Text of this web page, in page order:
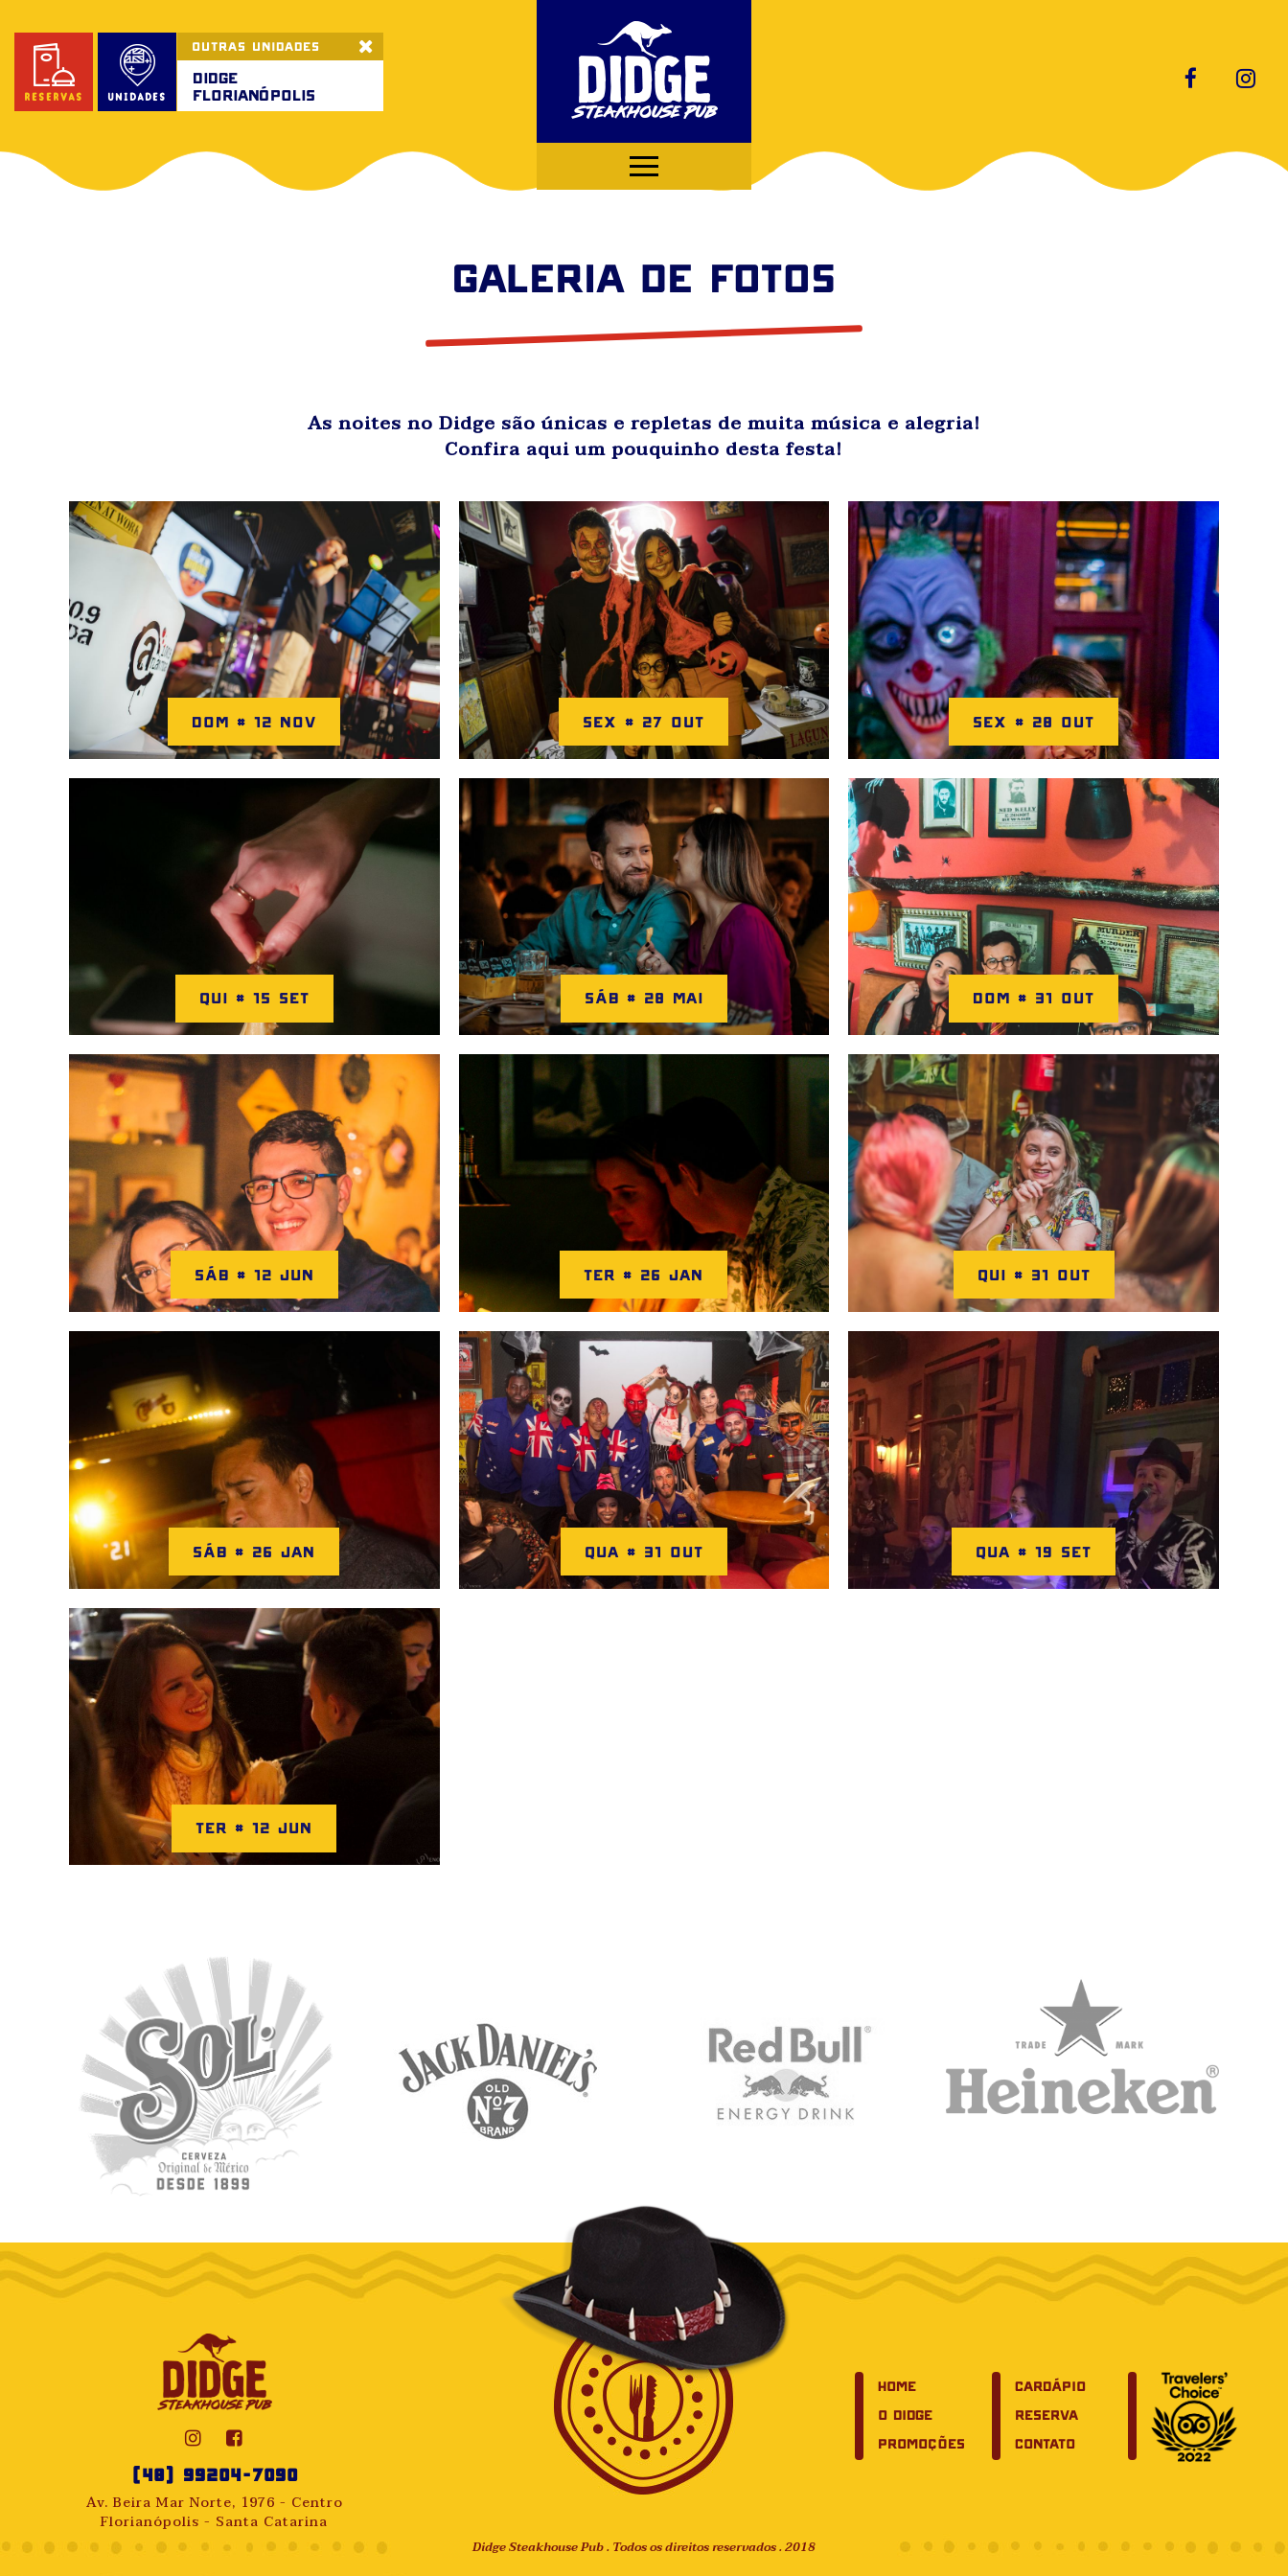
reservas unidades
OUTRAS UNIDADES
didge
Florianópolis
GALERIA DE FOTOS
As noites no Didge são únicas e repletas de muita música e alegria!
Confira aqui um pouquinho desta festa!
DOM # 12 NOV SEX # 27 OUT SEX # 28 OUT
QUI # 15 SET SÁB # 28 MAI DOM # 31 OUT
SÁB # 12 JUN TER # 26 JAN QUI # 31 OUT
SÁB # 26 JAN QUA # 31 OUT QUA # 19 SET
TER # 12 JUN
(48) 99204-7090
Av. Beira Mar Norte, 1976 - Centro
Florianópolis - Santa Catarina
Didge Steakhouse Pub . Todos os direitos reservados . 2018
HOME
O DIDGE
PROMOÇÕES
CARDÁPIO
RESERVA
CONTATO